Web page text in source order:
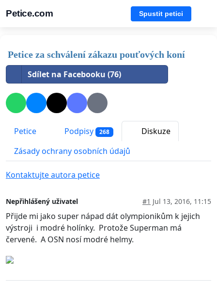
Petice.com Spustit petici
Petice za schválení zákazu pouťových koní
Sdílet na Facebooku (76)
Petice Podpisy 268
Diskuze
Zásady ochrany osobních údajů
Kontaktujte autora petice
Nepřihlášený uživatel #1 Jul 13, 2016, 11:15
Přijde mi jako super nápad dát olympionikům k jejich
výstroji i modré holínky. Protože Superman má
červené. A OSN nosí modré helmy.